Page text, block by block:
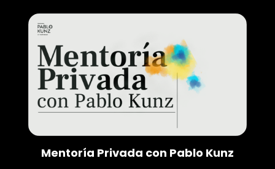
Mentoría Privada con Pablo Kunz